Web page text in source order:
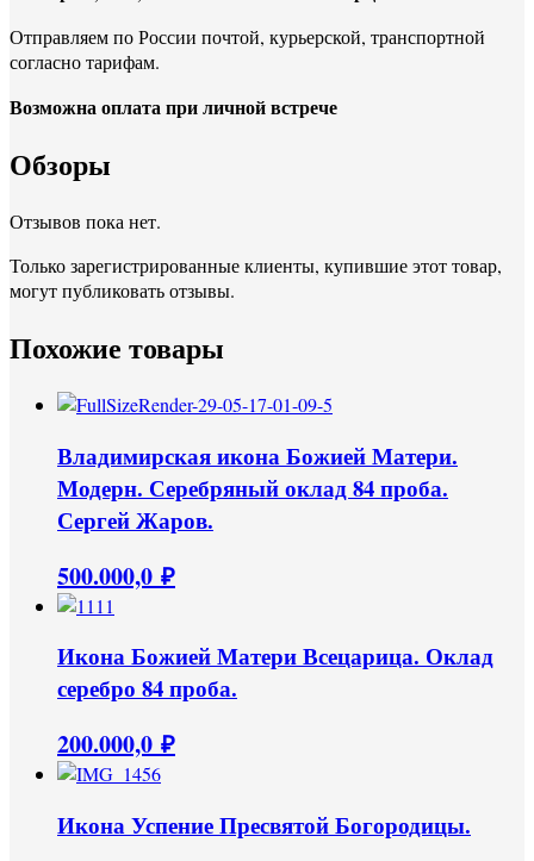
Отправляем по России почтой, курьерской, транспортной
согласно тарифам.
Возможна оплата при личной встрече
Обзоры
Отзывов пока нет.
Только зарегистрированные клиенты, купившие этот товар,
могут публиковать отзывы.
Похожие товары
Владимирская икона Божией Матери.
Модерн. Серебряный оклад 84 проба.
Сергей Жаров.
500.000,0 ₽
Икона Божией Матери Всецарица. Оклад
серебро 84 проба.
200.000,0 ₽
Икона Успение Пресвятой Богородицы.